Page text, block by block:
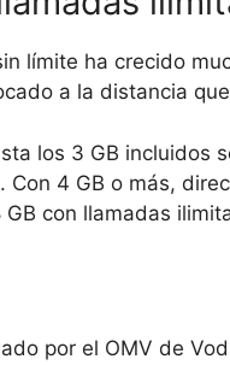
límite ha crecido
a la distancia
los 3 GB incluidos
4 GB o más,
con llamadas
por el OMV de